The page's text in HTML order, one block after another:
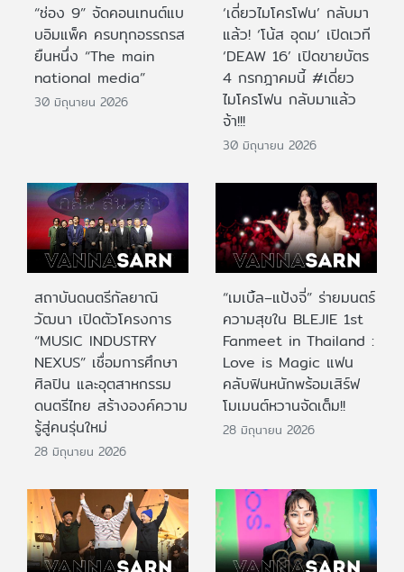
“ช่อง 9” จัดคอนเทนต์แบ
บอิมแพ็ค ครบทุกอรรถรส
ยืนหนึ่ง “The main
national media”
30 มิถุนายน 2026
‘เดี่ยวไมโครโฟน’ กลับมา
แล้ว! ‘โน้ส อุดม’ เปิดเวที
‘DEAW 16’ เปิดขายบัตร
4 กรกฎาคมนี้ #เดี่ยว
ไมโครโฟน กลับมาแล้ว
จ้า!!!
30 มิถุนายน 2026
สถาบันดนตรีกัลยาณิ
วัฒนา เปิดตัวโครงการ
“MUSIC INDUSTRY
NEXUS” เชื่อมการศึกษา
ศิลปิน และอุตสาหกรรม
ดนตรีไทย สร้างองค์ความ
รู้สู่คนรุ่นใหม่
28 มิถุนายน 2026
“เมเบิ้ล–แป้งจี่” ร่ายมนตร์
ความสุขใน BLEJIE 1st
Fanmeet in Thailand :
Love is Magic แฟน
คลับฟินหนักพร้อมเสิร์ฟ
โมเมนต์หวานจัดเต็ม!!
28 มิถุนายน 2026